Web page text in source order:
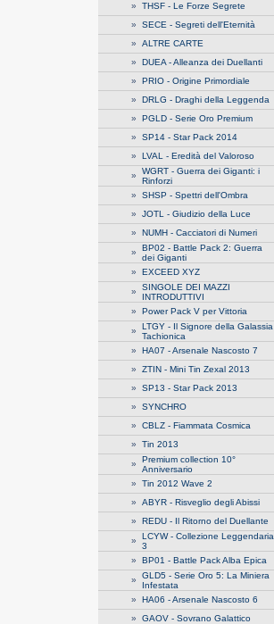
» THSF - Le Forze Segrete
» SECE - Segreti dell'Eternità
» ALTRE CARTE
» DUEA - Alleanza dei Duellanti
» PRIO - Origine Primordiale
» DRLG - Draghi della Leggenda
» PGLD - Serie Oro Premium
» SP14 - Star Pack 2014
» LVAL - Eredità del Valoroso
» WGRT - Guerra dei Giganti: i
Rinforzi
» SHSP - Spettri dell'Ombra
» JOTL - Giudizio della Luce
» NUMH - Cacciatori di Numeri
» BP02 - Battle Pack 2: Guerra
dei Giganti
» EXCEED XYZ
» SINGOLE DEI MAZZI
INTRODUTTIVI
» Power Pack V per Vittoria
» LTGY - Il Signore della Galassia
Tachionica
» HA07 - Arsenale Nascosto 7
» ZTIN - Mini Tin Zexal 2013
» SP13 - Star Pack 2013
» SYNCHRO
» CBLZ - Fiammata Cosmica
» Tin 2013
» Premium collection 10°
Anniversario
» Tin 2012 Wave 2
» ABYR - Risveglio degli Abissi
» REDU - Il Ritorno del Duellante
» LCYW - Collezione Leggendaria
3
» BP01 - Battle Pack Alba Epica
» GLD5 - Serie Oro 5: La Miniera
Infestata
» HA06 - Arsenale Nascosto 6
» GAOV - Sovrano Galattico